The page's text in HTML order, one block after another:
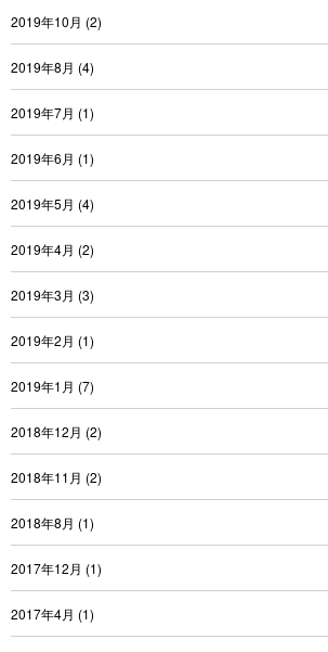
2019年10月 (2)
2019年8月 (4)
2019年7月 (1)
2019年6月 (1)
2019年5月 (4)
2019年4月 (2)
2019年3月 (3)
2019年2月 (1)
2019年1月 (7)
2018年12月 (2)
2018年11月 (2)
2018年8月 (1)
2017年12月 (1)
2017年4月 (1)